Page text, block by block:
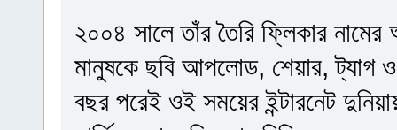
২০০৪ সালে তাঁর তৈরি ফ্লিকার
মানুষকে ছবি আপলোড, শেয়ার, ট্যাগ
বছর পরেই ওই সময়ের ইন্টারনেট